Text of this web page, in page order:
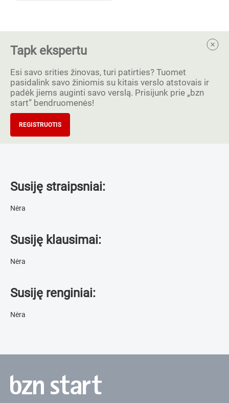
Tapk ekspertu
Esi savo srities žinovas, turi patirties? Tuomet
pasidalink savo žiniomis su kitais verslo atstovais ir
padėk jiems auginti savo verslą. Prisijunk prie „bzn
start” bendruomenės!
REGISTRUOTIS
Susiję straipsniai:
Nėra
Susiję klausimai:
Nėra
Susiję renginiai:
Nėra